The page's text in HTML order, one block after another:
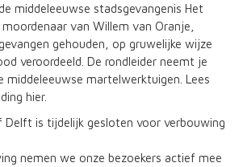
middeleeuwse stadsgevangenis Het
van Willem van Oranje,
gehouden, op gruwelijke wijze
veroordeeld. De rondleider neemt je
middeleeuwse martelwerktuigen. Lees
hier.
Delft is tijdelijk gesloten voor verbouwing
nemen we onze bezoekers actief mee